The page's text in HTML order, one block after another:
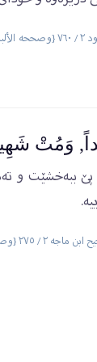
وَمُتْ
پێ ببەخشێت و